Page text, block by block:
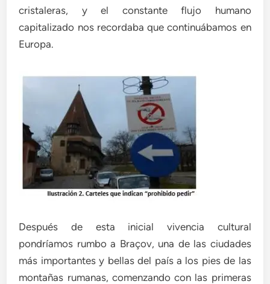
cristaleras, y el constante flujo humano
capitalizado nos recordaba que continuábamos en
Europa.
Después de esta inicial vivencia cultural
pondríamos rumbo a Braçov, una de las ciudades
más importantes y bellas del país a los pies de las
montañas rumanas, comenzando con las primeras